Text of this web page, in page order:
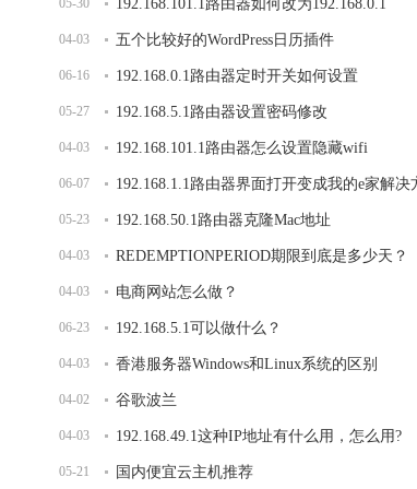
05-30 192.168.101.1路由器如何改为192.168.0.1
04-03 五个比较好的WordPress日历插件
06-16 192.168.0.1路由器定时开关如何设置
05-27 192.168.5.1路由器设置密码修改
04-03 192.168.101.1路由器怎么设置隐藏wifi
06-07 192.168.1.1路由器界面打开变成我的e家解决
05-23 192.168.50.1路由器克隆Mac地址
04-03 REDEMPTIONPERIOD期限到底是多少天？
04-03 电商网站怎么做？
06-23 192.168.5.1可以做什么？
04-03 香港服务器Windows和Linux系统的区别
04-02 谷歌波兰
04-03 192.168.49.1这种IP地址有什么用，怎么用?
05-21 国内便宜云主机推荐